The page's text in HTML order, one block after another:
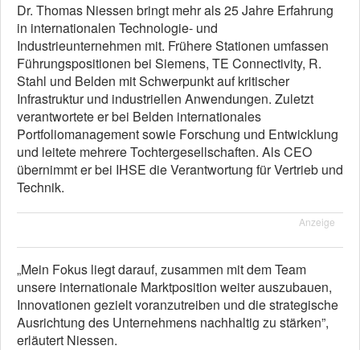
Dr. Thomas Niessen bringt mehr als 25 Jahre Erfahrung
in internationalen Technologie- und
Industrieunternehmen mit. Frühere Stationen umfassen
Führungspositionen bei Siemens, TE Connectivity, R.
Stahl und Belden mit Schwerpunkt auf kritischer
Infrastruktur und industriellen Anwendungen. Zuletzt
verantwortete er bei Belden internationales
Portfoliomanagement sowie Forschung und Entwicklung
und leitete mehrere Tochtergesellschaften. Als CEO
übernimmt er bei IHSE die Verantwortung für Vertrieb und
Technik.
Anzeige
„Mein Fokus liegt darauf, zusammen mit dem Team
unsere internationale Marktposition weiter auszubauen,
Innovationen gezielt voranzutreiben und die strategische
Ausrichtung des Unternehmens nachhaltig zu stärken”,
erläutert Niessen.